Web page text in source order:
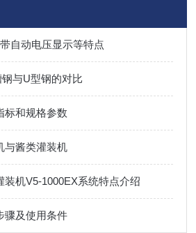
自动电压显示等特点
与U型钢的对比
标和规格参数
与酱类灌装机
装机V5-1000EX系统特点介绍
骤及使用条件